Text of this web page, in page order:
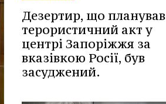
Дезертир, що планував
терористичний акт у
центрі Запоріжжя за
вказівкою Росії, був
засуджений.